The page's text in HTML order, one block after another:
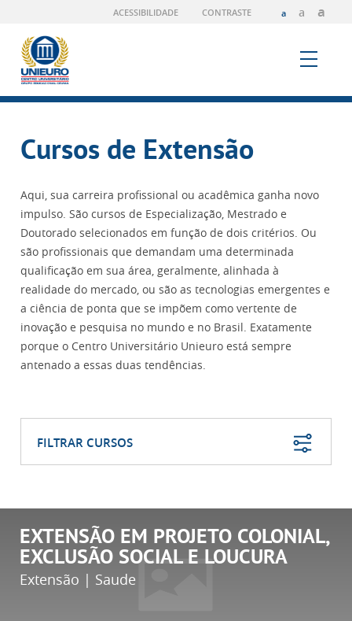
ACESSIBILIDADE CONTRASTE a a a
Cursos de Extensão
Aqui, sua carreira profissional ou acadêmica ganha novo
impulso. São cursos de Especialização, Mestrado e
Doutorado selecionados em função de dois critérios. Ou
são profissionais que demandam uma determinada
qualificação em sua área, geralmente, alinhada à
realidade do mercado, ou são as tecnologias emergentes e
a ciência de ponta que se impõem como vertente de
inovação e pesquisa no mundo e no Brasil. Exatamente
porque o Centro Universitário Unieuro está sempre
antenado a essas duas tendências.
FILTRAR CURSOS
EXTENSÃO EM PROJETO COLONIAL,
EXCLUSÃO SOCIAL E LOUCURA
Extensão | Saude